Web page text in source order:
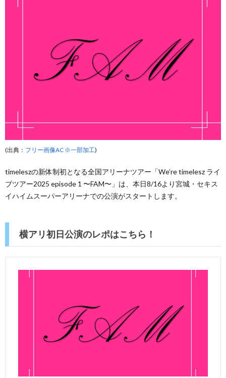
(出典： フリー画像AC ※一部加工)
timeleszの新体制初となる全国アリーナツアー「We’re timelesz ライ
ブツアー2025 episode 1 〜FAM〜」は、本日8/16より宮城・セキス
イハイムスーパーアリーナでの公演がスタートします。
横アリ初日公演のレポはこちら！